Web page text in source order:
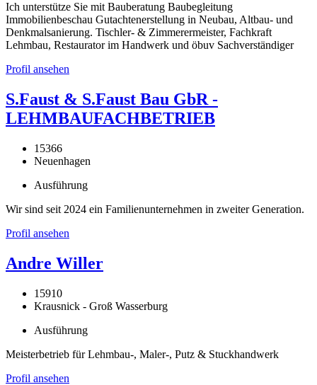
Ich unterstütze Sie mit Bauberatung Baubegleitung
Immobilienbeschau Gutachtenerstellung in Neubau, Altbau- und
Denkmalsanierung. Tischler- & Zimmerermeister, Fachkraft
Lehmbau, Restaurator im Handwerk und öbuv Sachverständiger
Profil ansehen
S.Faust & S.Faust Bau GbR -
LEHMBAUFACHBETRIEB
15366
Neuenhagen
Ausführung
Wir sind seit 2024 ein Familienunternehmen in zweiter Generation.
Profil ansehen
Andre Willer
15910
Krausnick - Groß Wasserburg
Ausführung
Meisterbetrieb für Lehmbau-, Maler-, Putz & Stuckhandwerk
Profil ansehen